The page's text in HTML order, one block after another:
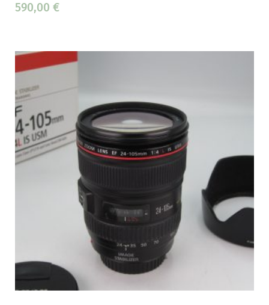
590,00 €